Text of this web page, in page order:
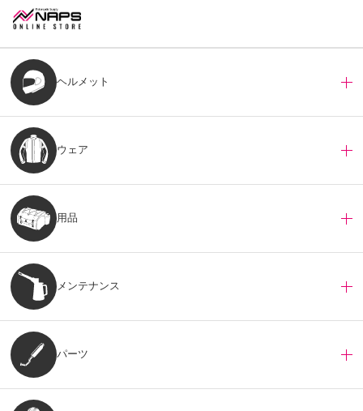
ヘルメット
ウェア
用品
メンテナンス
パーツ